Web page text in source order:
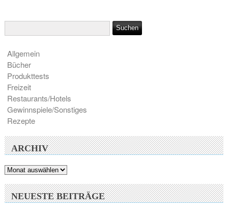
Allgemein
Bücher
Produkttests
Freizeit
Restaurants/Hotels
Gewinnspiele/Sonstiges
Rezepte
ARCHIV
Archiv
NEUESTE BEITRÄGE